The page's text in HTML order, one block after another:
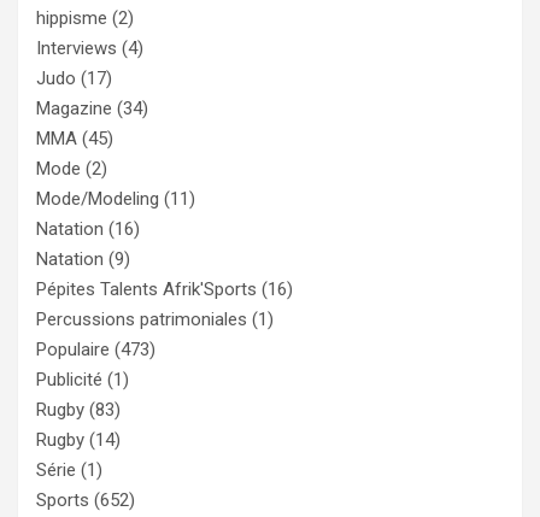
hippisme (2)
Interviews (4)
Judo (17)
Magazine (34)
MMA (45)
Mode (2)
Mode/Modeling (11)
Natation (16)
Natation (9)
Pépites Talents Afrik'Sports (16)
Percussions patrimoniales (1)
Populaire (473)
Publicité (1)
Rugby (83)
Rugby (14)
Série (1)
Sports (652)